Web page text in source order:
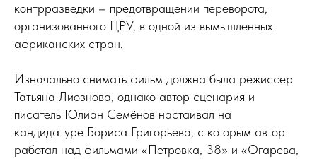
контрразведки – предотвращении переворота,
организованного ЦРУ, в одной из вымышленных
африканских стран.
Изначально снимать фильм должна была режиссер
Татьяна Лиознова, однако автор сценария и
писатель Юлиан Семёнов настаивал на
кандидатуре Бориса Григорьева, с которым автор
работал над фильмами «Петровка, 38» и «Огарева,